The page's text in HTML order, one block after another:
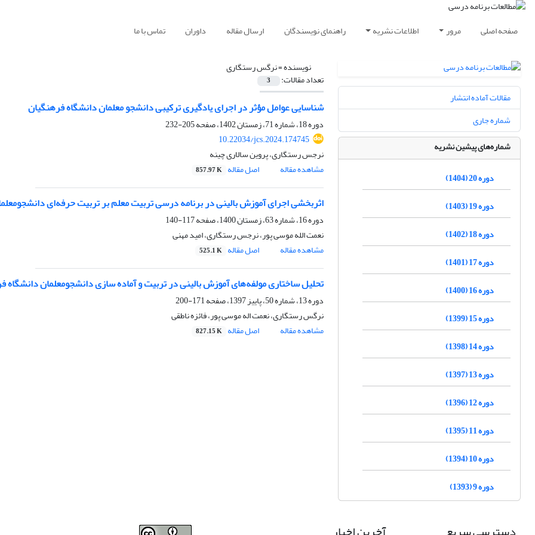
صفحه اصلی مرور اطلاعات نشریه راهنمای نویسندگان ارسال مقاله داوران تماس با ما
نویسنده =نرگس رستگاری
تعداد مقالات: 3
شناسایی عوامل مؤثر در اجرای یادگیری ترکیبی دانشجو معلمان دانشگاه فرهنگیان
دوره 18، شماره 71، زمستان 1402، صفحه
205-232
10.22034/jcs.2024.174745
نرجس رستگاری، پروین سالاری چینه
مشاهده مقاله
اصل مقاله 857.97 K
اثربخشی اجرای آموزش بالینی در برنامه درسی تربیت معلم بر تربیت حرفه‌ای
دوره 16، شماره 63، زمستان 1400، صفحه
117-140
نعمت الله موسی پور، نرجس رستگاری، امید مهنی
مشاهده مقاله
اصل مقاله 525.1 K
تحلیل ساختاری مولفه‌های آموزش بالینی در تربیت و آماده سازی دانشجومعلمان دانشگاه
دوره 13، شماره 50، پاییز 1397، صفحه
171-200
نرگس رستگاری، نعمت اله موسی پور، فائزه ناطقی
مشاهده مقاله
اصل مقاله 827.15 K
مقالات آماده انتشار
شماره جاری
شماره‌های پیشین نشریه
دوره 20 (1404)
دوره 19 (1403)
دوره 18 (1402)
دوره 17 (1401)
دوره 16 (1400)
دوره 15 (1399)
دوره 14 (1398)
دوره 13 (1397)
دوره 12 (1396)
دوره 11 (1395)
دوره 10 (1394)
دوره 9 (1393)